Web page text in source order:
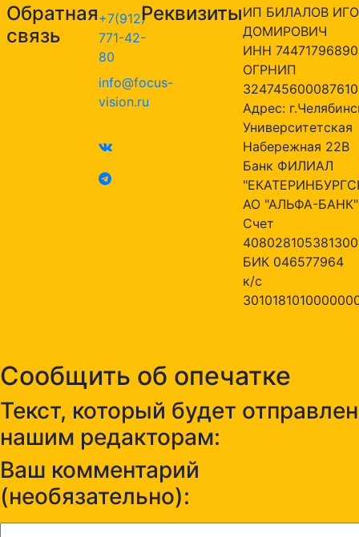
Обратная
связь
+7(912)
771-42-
80
info@focus-
vision.ru
РеквизитыИП БИЛАЛОВ
ДОМИРОВИЧ
ИНН
ОГРНИП
324745600087610
Адрес:
Университетская
Набережная 22В
Банк ФИЛИАЛ
АО "АЛЬФА-БАНК"
Счет
БИК 046577964
к/с
Сообщить об опечатке
Текст, который будет отправлен
нашим редакторам:
Ваш комментарий
(необязательно):